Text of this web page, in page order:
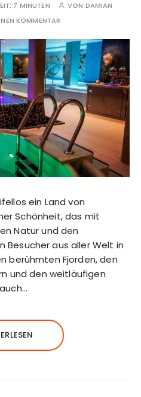
7 MINUTEN VON DAMIAN
KOMMENTAR
ein Land von
Schönheit, das mit
Natur und den
aus aller Welt in
berühmten Fjorden, den
und den weitläufigen